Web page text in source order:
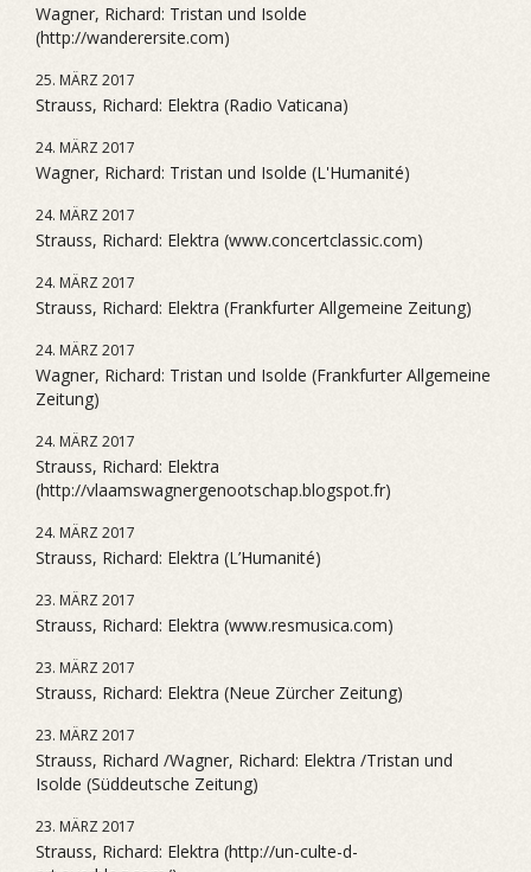
Wagner, Richard: Tristan und Isolde
(http://wanderersite.com)
25. MÄRZ 2017
Strauss, Richard: Elektra (Radio Vaticana)
24. MÄRZ 2017
Wagner, Richard: Tristan und Isolde (L'Humanité)
24. MÄRZ 2017
Strauss, Richard: Elektra (www.concertclassic.com)
24. MÄRZ 2017
Strauss, Richard: Elektra (Frankfurter Allgemeine Zeitung)
24. MÄRZ 2017
Wagner, Richard: Tristan und Isolde (Frankfurter Allgemeine
Zeitung)
24. MÄRZ 2017
Strauss, Richard: Elektra
(http://vlaamswagnergenootschap.blogspot.fr)
24. MÄRZ 2017
Strauss, Richard: Elektra (L’Humanité)
23. MÄRZ 2017
Strauss, Richard: Elektra (www.resmusica.com)
23. MÄRZ 2017
Strauss, Richard: Elektra (Neue Zürcher Zeitung)
23. MÄRZ 2017
Strauss, Richard /Wagner, Richard: Elektra /Tristan und
Isolde (Süddeutsche Zeitung)
23. MÄRZ 2017
Strauss, Richard: Elektra (http://un-culte-d-